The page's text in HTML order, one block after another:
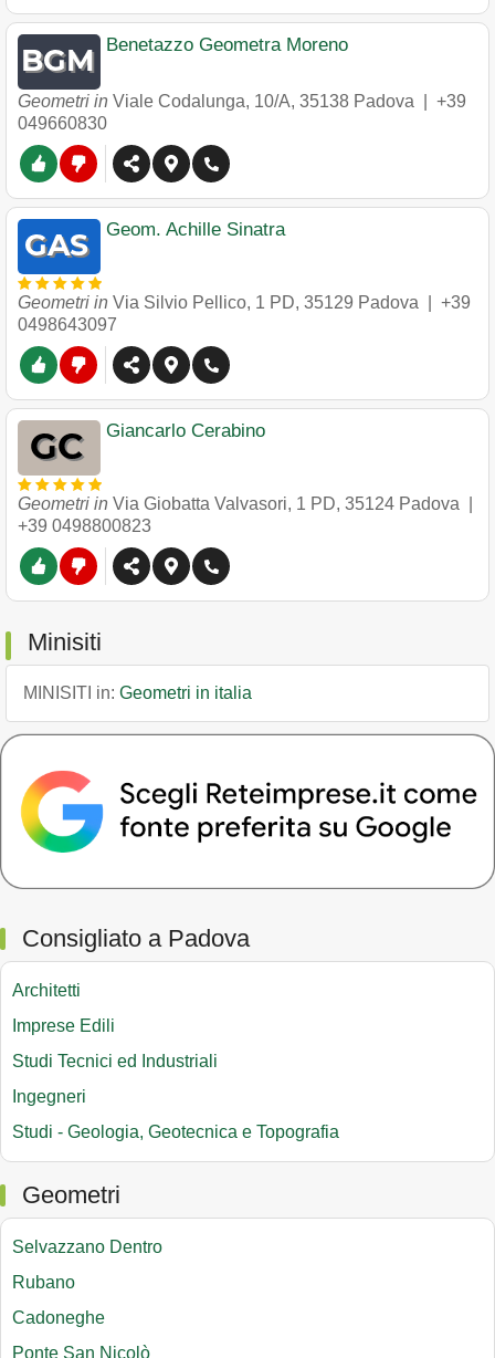
Benetazzo Geometra Moreno
Geometri in Viale Codalunga, 10/A, 35138 Padova
+39
049660830
Geom. Achille Sinatra
Geometri in Via Silvio Pellico, 1 PD, 35129 Padova
+39
0498643097
Giancarlo Cerabino
Geometri in Via Giobatta Valvasori, 1 PD, 35124 Padova
+39 0498800823
Minisiti
MINISITI in: Geometri in italia
Consigliato a Padova
Architetti
Imprese Edili
Studi Tecnici ed Industriali
Ingegneri
Studi - Geologia, Geotecnica e Topografia
Geometri
Selvazzano Dentro
Rubano
Cadoneghe
Ponte San Nicolò